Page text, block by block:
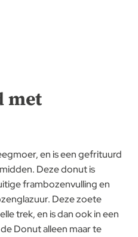
met
en is een gefrituurd
Deze donut is
frambozenvulling en
Deze zoete
trek, en is dan ook in een
Donut alleen maar te